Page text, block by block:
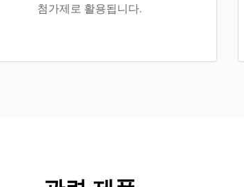
첨가제로 활용됩니다.